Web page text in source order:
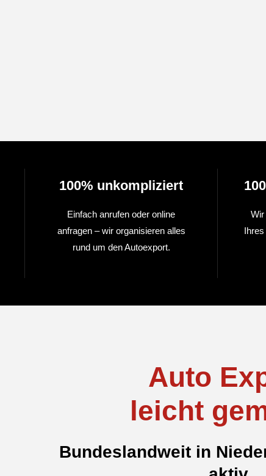
100% unkompliziert
Einfach anrufen oder online
anfragen – wir organisieren alles
rund um den Autoexport.
Wir
Auto
leicht
Bundeslandweit in